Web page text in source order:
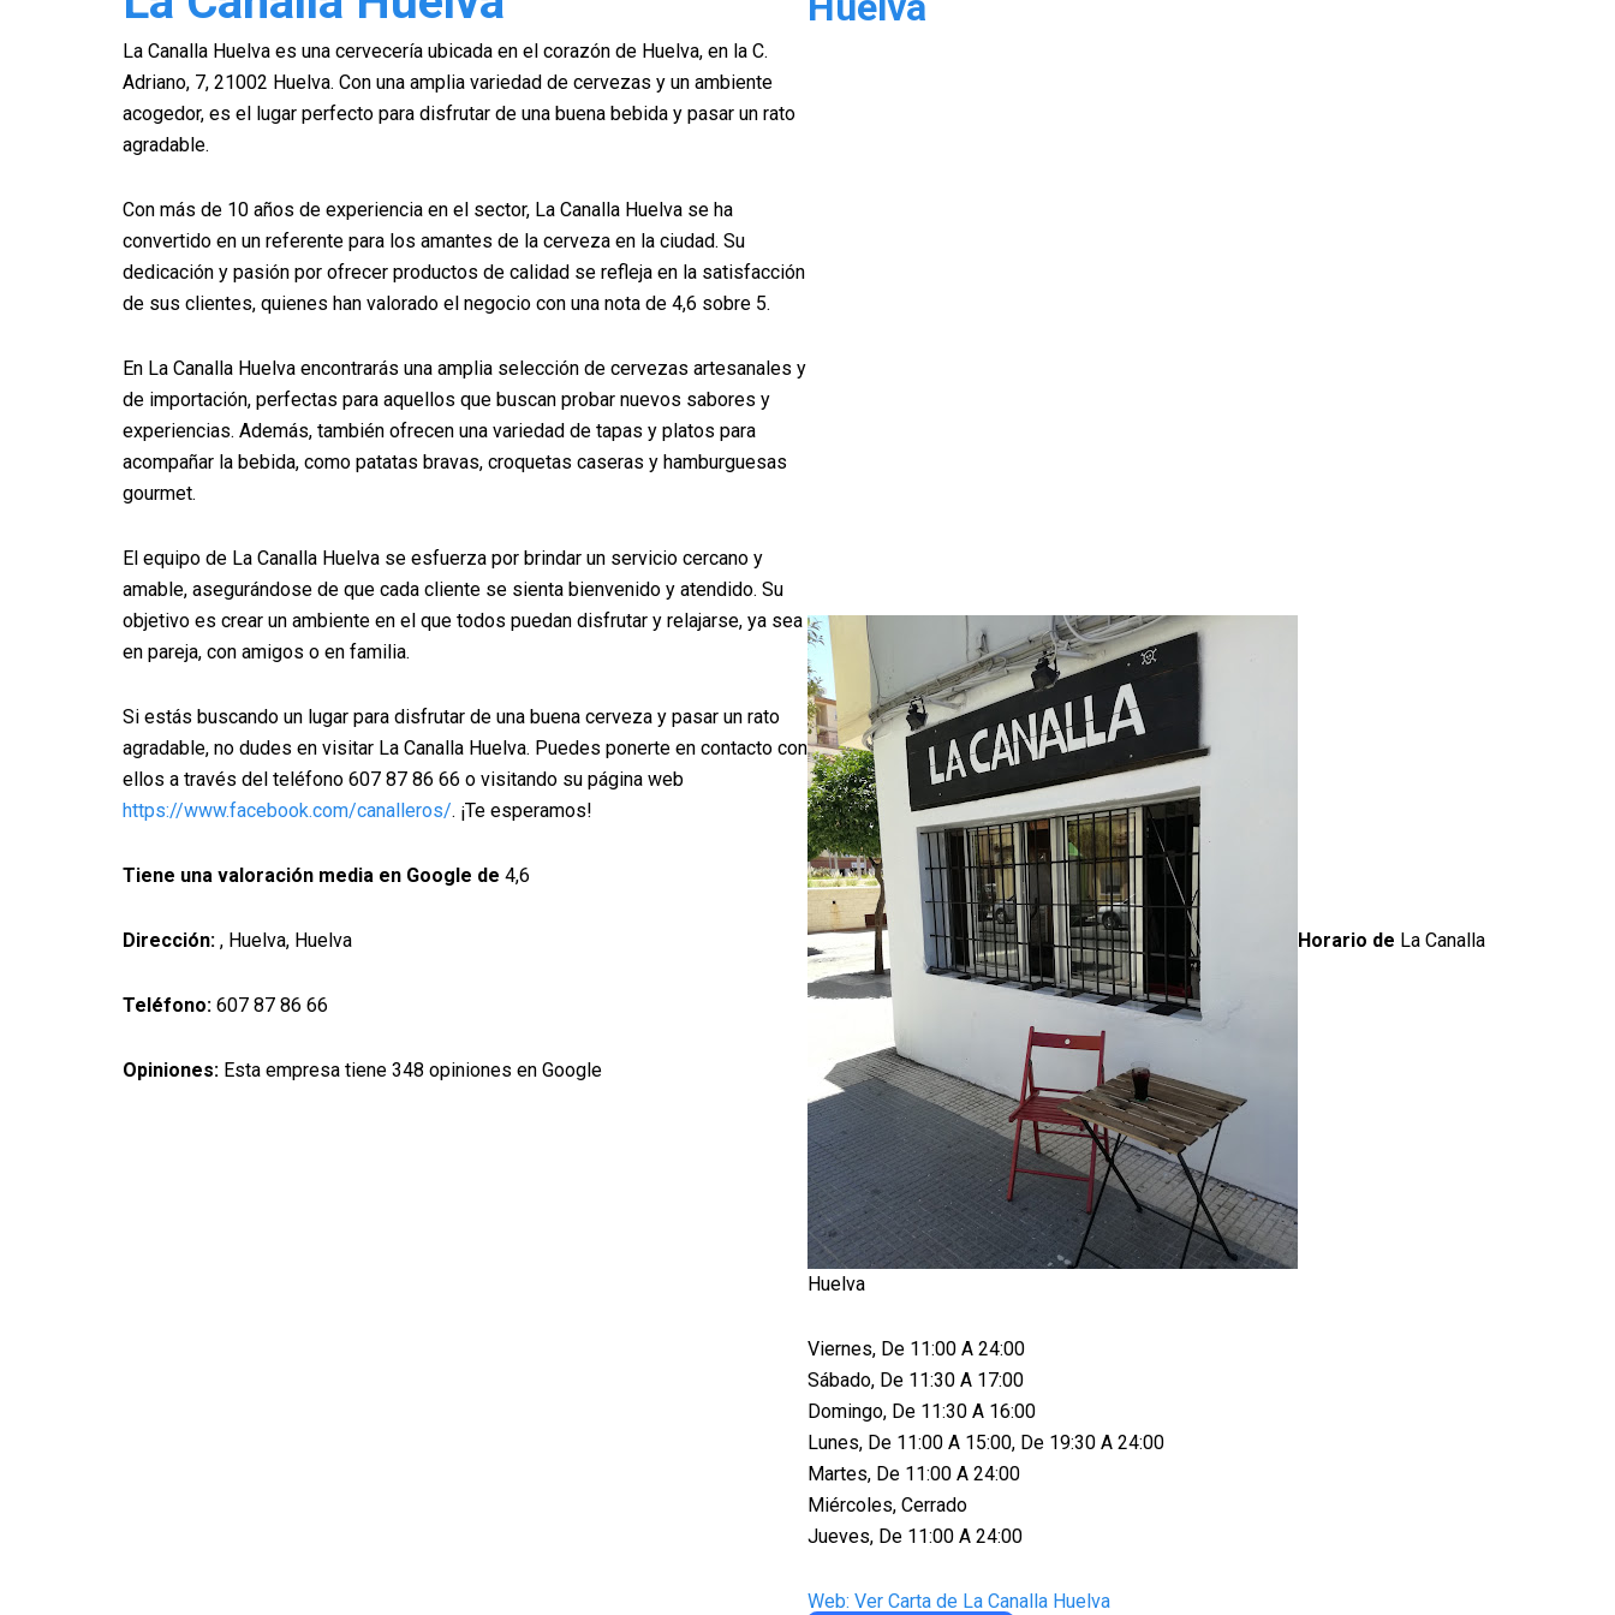
La Canalla Huelva es una cervecería ubicada en el corazón de Huelva, en la C.
Adriano, 7, 21002 Huelva. Con una amplia variedad de cervezas y un ambiente
acogedor, es el lugar perfecto para disfrutar de una buena bebida y pasar un rato
agradable.
Con más de 10 años de experiencia en el sector, La Canalla Huelva se ha
convertido en un referente para los amantes de la cerveza en la ciudad. Su
dedicación y pasión por ofrecer productos de calidad se refleja en la satisfacción
de sus clientes, quienes han valorado el negocio con una nota de 4,6 sobre 5.
En La Canalla Huelva encontrarás una amplia selección de cervezas artesanales y
de importación, perfectas para aquellos que buscan probar nuevos sabores y
experiencias. Además, también ofrecen una variedad de tapas y platos para
acompañar la bebida, como patatas bravas, croquetas caseras y hamburguesas
gourmet.
El equipo de La Canalla Huelva se esfuerza por brindar un servicio cercano y
amable, asegurándose de que cada cliente se sienta bienvenido y atendido. Su
objetivo es crear un ambiente en el que todos puedan disfrutar y relajarse, ya sea
en pareja, con amigos o en familia.
Si estás buscando un lugar para disfrutar de una buena cerveza y pasar un rato
agradable, no dudes en visitar La Canalla Huelva. Puedes ponerte en contacto con
ellos a través del teléfono 607 87 86 66 o visitando su página web
https://www.facebook.com/canalleros/. ¡Te esperamos!
Tiene una valoración media en Google de 4,6
Dirección: , Huelva, Huelva
Teléfono: 607 87 86 66
Opiniones: Esta empresa tiene 348 opiniones en Google
Horario de La Canalla
Huelva
Viernes, De 11:00 A 24:00
Sábado, De 11:30 A 17:00
Domingo, De 11:30 A 16:00
Lunes, De 11:00 A 15:00, De 19:30 A 24:00
Martes, De 11:00 A 24:00
Miércoles, Cerrado
Jueves, De 11:00 A 24:00
Web: Ver Carta de La Canalla Huelva